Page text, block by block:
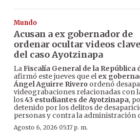
Mundo
Acusan a ex gobernador de
ordenar ocultar videos clave
del caso Ayotzinapa
LaFiscalía General de la República
afirmó este jueves que el ex
Ángel Aguirre Rivero ordenó
videograbaciones relacionadas con
los43 estudiantes de Ayotzinapa,
detenido por los delitos de
personas y contra la administración
Agosto 6, 2026 05:17 p. m.